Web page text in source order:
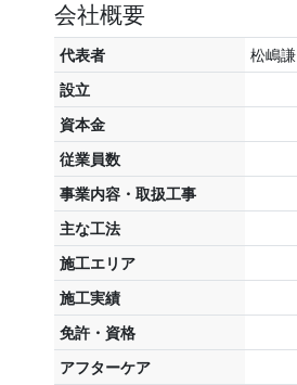
会社概要
代表者
松嶋謙
設立
資本金
従業員数
事業内容・取扱工事
主な工法
施工エリア
施工実績
免許・資格
アフターケア